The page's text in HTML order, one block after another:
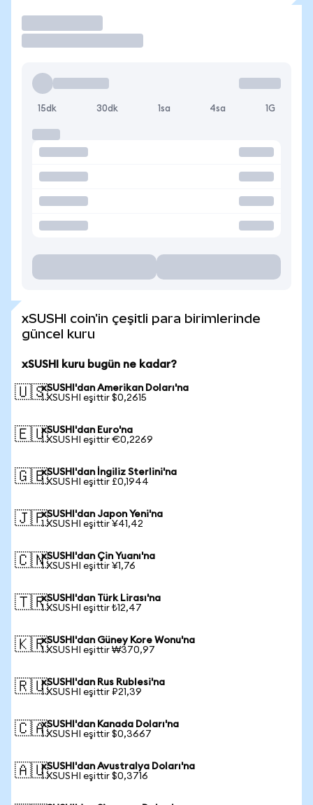
15dk 30dk 1sa 4sa 1G
xSUSHI coin'in çeşitli para birimlerinde
güncel kuru
xSUSHI kuru bugün ne kadar?
🇺🇸xSUSHI'dan Amerikan Doları'na
1 XSUSHI eşittir $0,2615
🇪🇺xSUSHI'dan Euro'na
1 XSUSHI eşittir €0,2269
🇬🇧xSUSHI'dan İngiliz Sterlini'na
1 XSUSHI eşittir £0,1944
🇯🇵xSUSHI'dan Japon Yeni'na
1 XSUSHI eşittir ¥41,42
🇨🇳xSUSHI'dan Çin Yuanı'na
1 XSUSHI eşittir ¥1,76
🇹🇷xSUSHI'dan Türk Lirası'na
1 XSUSHI eşittir ₺12,47
🇰🇷xSUSHI'dan Güney Kore Wonu'na
1 XSUSHI eşittir ₩370,97
🇷🇺xSUSHI'dan Rus Rublesi'na
1 XSUSHI eşittir ₽21,39
🇨🇦xSUSHI'dan Kanada Doları'na
1 XSUSHI eşittir $0,3667
🇦🇺xSUSHI'dan Avustralya Doları'na
1 XSUSHI eşittir $0,3716